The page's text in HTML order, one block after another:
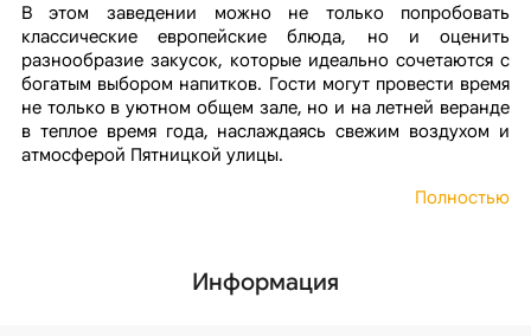
В этом заведении можно не только попробовать
классические европейские блюда, но и оценить
разнообразие закусок, которые идеально сочетаются с
богатым выбором напитков. Гости могут провести время
не только в уютном общем зале, но и на летней веранде
в теплое время года, наслаждаясь свежим воздухом и
атмосферой Пятницкой улицы.
Полностью
Информация